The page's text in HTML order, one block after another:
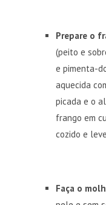
Prepare o
(peito e
e pimenta-
aquecida
picada e o
frango em
cozido e
Faça o